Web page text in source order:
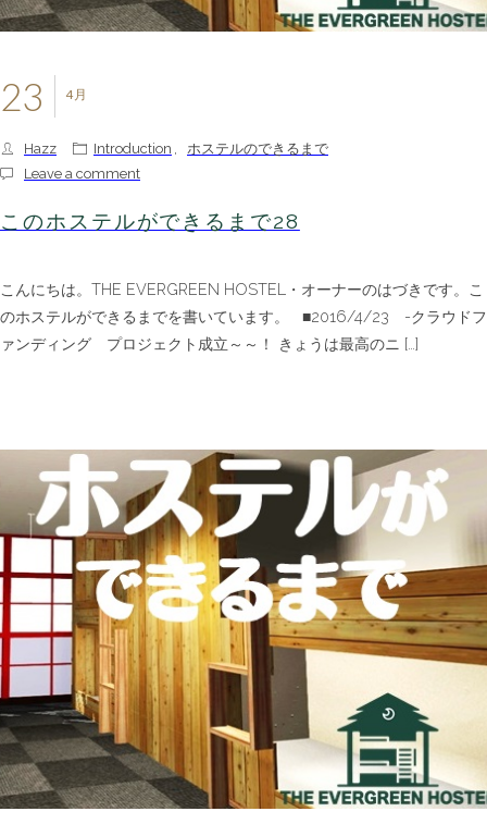
4月
23
Hazz Introduction
ホステルのできるまで
Leave a comment
このホステルができるまで28
こんにちは。THE EVERGREEN HOSTEL・オーナーのはづきです。こ
のホステルができるまでを書いています。 ■2016/4/23 -クラウドフ
ァンディング プロジェクト成立～～！ きょうは最高のニ […]